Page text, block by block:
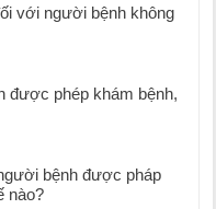
với người bệnh không
được phép khám bệnh,
bệnh được pháp
nào?